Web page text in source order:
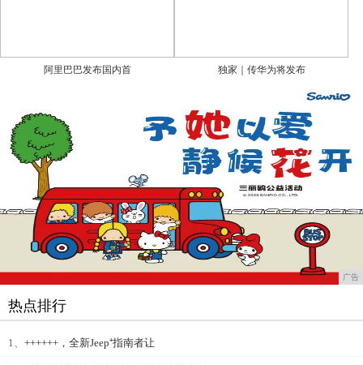
阿里巴巴发布国内首 独家｜传华为将发布
广告
热点排行
1、 ++++++，全新Jeep⁺指南者让